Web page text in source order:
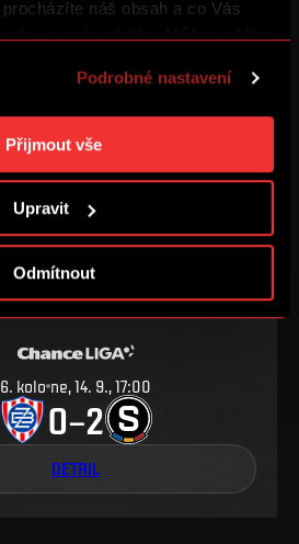
náš obsah a co Vás
preferencí. Jednotlivé
si můžete nastavit v
Nastavení cookies si můžete
úpravu provést a další
Podrobné nastavení
Přijmout vše
Upravit
Odmítnout
po, 16. 3., 17:00
4–0
DETAIL
6. kolo ne, 14. 9., 17:00
0–2
DETAIL